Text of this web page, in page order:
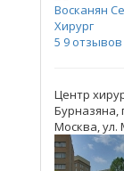
Восканян
Хирург
5 9 отзывов
Центр
Бурназяна,
Москва,